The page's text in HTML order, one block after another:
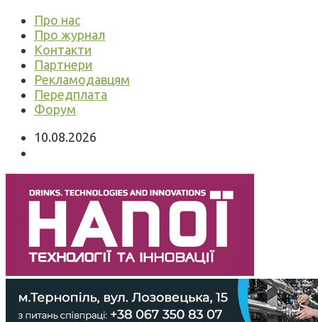
Про нас
Про журнал
Контакти
Партнери
Рекламодавцям
Передплата
Форум
10.08.2026